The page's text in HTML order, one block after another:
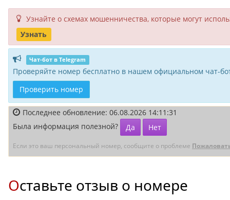
Узнайте о схемах мошенни­чества, кото­рые могут
Узнать
Чат-бот в Telegram
Проверяйте номер бесплатно в нашем официальном чат-
Проверить номер
Последнее обновление: 06.08.2026 14:11:31
Была информация полезной?
Да Нет
Если это ваш персональный номер, сообщите о проблеме
Оставьте отзыв о номере